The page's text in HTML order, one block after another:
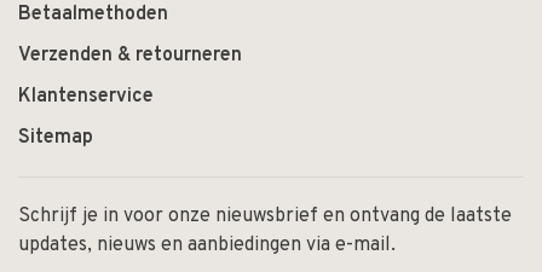
Betaalmethoden
Verzenden & retourneren
Klantenservice
Sitemap
Schrijf je in voor onze nieuwsbrief en ontvang de laatste
updates, nieuws en aanbiedingen via e-mail.